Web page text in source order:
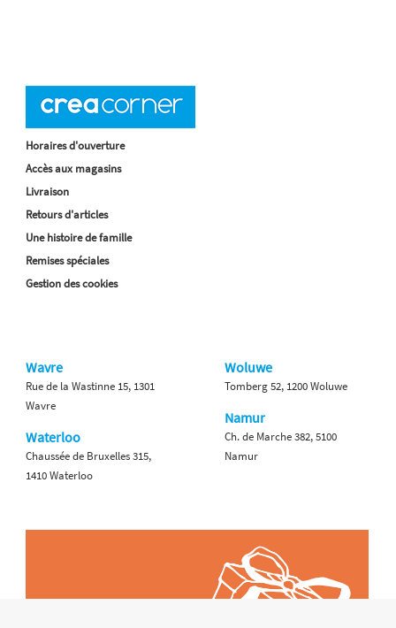
Horaires d'ouverture
Accès aux magasins
Livraison
Retours d'articles
Une histoire de famille
Remises spéciales
Gestion des cookies
Wavre
Rue de la Wastinne 15, 1301
Wavre
Waterloo
Chaussée de Bruxelles 315,
1410 Waterloo
Woluwe
Tomberg 52, 1200 Woluwe
Namur
Ch. de Marche 382, 5100
Namur